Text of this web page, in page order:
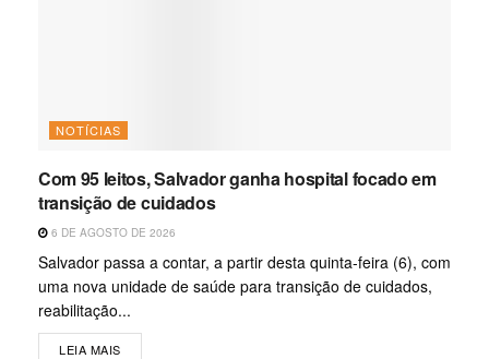
NOTÍCIAS
Com 95 leitos, Salvador ganha hospital focado em
transição de cuidados
6 DE AGOSTO DE 2026
Salvador passa a contar, a partir desta quinta-feira (6), com
uma nova unidade de saúde para transição de cuidados,
reabilitação...
LEIA MAIS